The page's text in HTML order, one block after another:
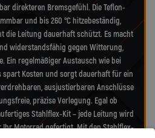
direkteren Bremsgefühl. Die Teflon-
und bis 260 °C hitzebeständig,
die Leitung dauerhaft schützt. Es macht
widerstandsfähig gegen Witterung,
Ein regelmäßiger Austausch wie bei
spart Kosten und sorgt dauerhaft für ein
ausjustierbaren Anschlüsse
präzise Verlegung. Egal ob
Stahlflex-Kit – jede Leitung wird
Motorrad gefertigt. Mit den Stahlflex-